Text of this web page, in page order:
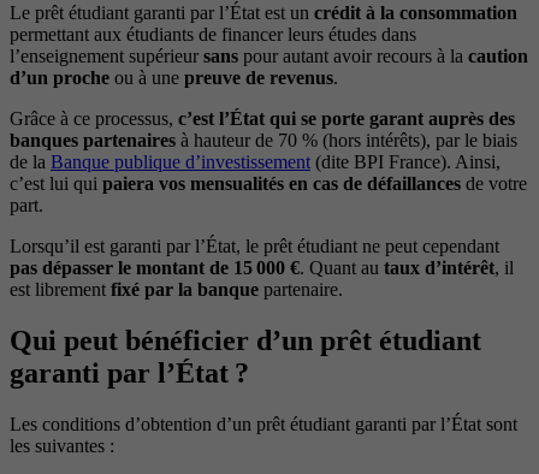
Le prêt étudiant garanti par l’État est un crédit à la consommation
permettant aux étudiants de financer leurs études dans
l’enseignement supérieur sans pour autant avoir recours à la caution
d’un proche ou à une preuve de revenus.
Grâce à ce processus, c’est l’État qui se porte garant auprès des
banques partenaires à hauteur de 70 % (hors intérêts), par le biais
de la Banque publique d’investissement (dite BPI France). Ainsi,
c’est lui qui paiera vos mensualités en cas de défaillances de votre
part.
Lorsqu’il est garanti par l’État, le prêt étudiant ne peut cependant
pas dépasser le montant de 15 000 €. Quant au taux d’intérêt, il
est librement fixé par la banque partenaire.
Qui peut bénéficier d’un prêt étudiant
garanti par l’État ?
Les conditions d’obtention d’un prêt étudiant garanti par l’État sont
les suivantes :